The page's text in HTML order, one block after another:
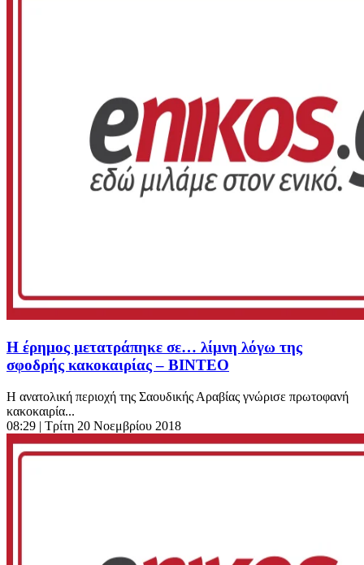
Η έρημος μετατράπηκε σε… λίμνη λόγω της
σφοδρής κακοκαιρίας – ΒΙΝΤΕΟ
Η ανατολική περιοχή της Σαουδικής Αραβίας γνώρισε πρωτοφανή
κακοκαιρία...
08:29 | Τρίτη 20 Νοεμβρίου 2018